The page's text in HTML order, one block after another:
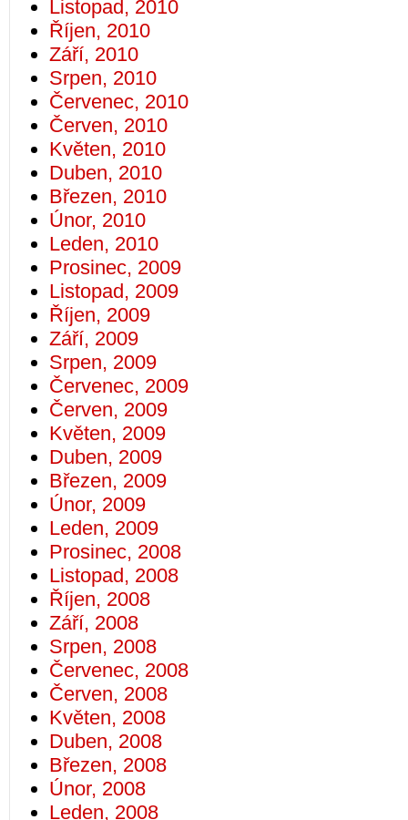
Listopad, 2010
Říjen, 2010
Září, 2010
Srpen, 2010
Červenec, 2010
Červen, 2010
Květen, 2010
Duben, 2010
Březen, 2010
Únor, 2010
Leden, 2010
Prosinec, 2009
Listopad, 2009
Říjen, 2009
Září, 2009
Srpen, 2009
Červenec, 2009
Červen, 2009
Květen, 2009
Duben, 2009
Březen, 2009
Únor, 2009
Leden, 2009
Prosinec, 2008
Listopad, 2008
Říjen, 2008
Září, 2008
Srpen, 2008
Červenec, 2008
Červen, 2008
Květen, 2008
Duben, 2008
Březen, 2008
Únor, 2008
Leden, 2008